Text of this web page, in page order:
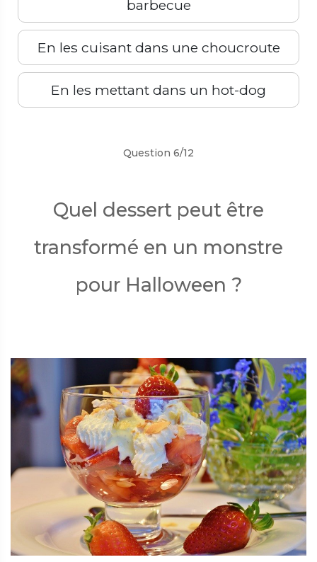
barbecue
En les cuisant dans une choucroute
En les mettant dans un hot-dog
Précédent Suivant
Question 6/12
Quel dessert peut être
transformé en un monstre
pour Halloween ?